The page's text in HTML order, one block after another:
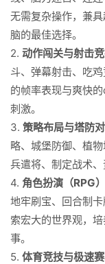
无需复杂操作，兼
脑的最佳选择。
2. 动作闯关与射击竞
斗、弹幕射击、吃
的帧率表现与爽快
刺激。
3. 策略布局与塔防对
略、城堡防御、植
兵遣将、制定战术、
4. 角色扮演（RPG
地牢刷宝、回合制
索宏大的世界观，
事。
5. 体育竞技与极速赛